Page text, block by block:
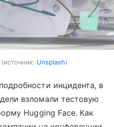
источник: Unsplash
инцидента, в
взломали тестовую
Hugging Face. Как